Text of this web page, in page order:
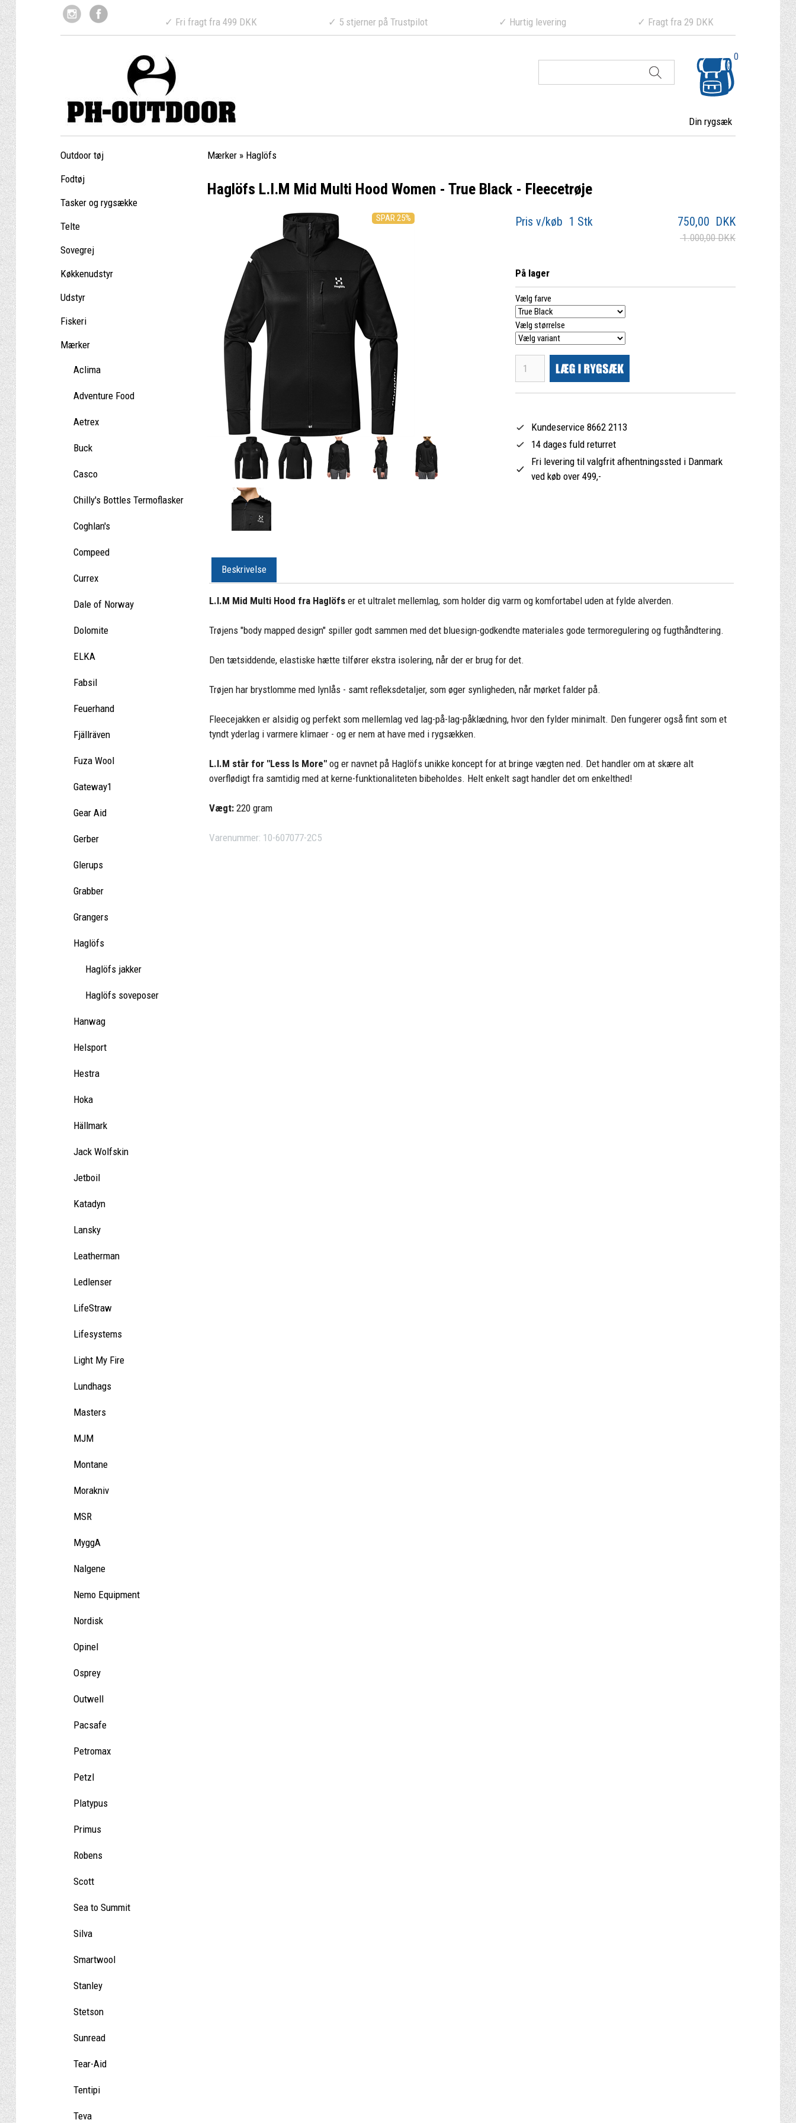
✓ Fri fragt fra 499 DKK ✓ 5 stjerner på Trustpilot ✓ Hurtig levering ✓ Fragt fra 29 DKK
Din rygsæk
0
Outdoor tøj
Fodtøj
Tasker og rygsække
Telte
Sovegrej
Køkkenudstyr
Udstyr
Fiskeri
Mærker
Aclima
Adventure Food
Aetrex
Buck
Casco
Chilly's Bottles Termoflasker
Coghlan's
Compeed
Currex
Dale of Norway
Dolomite
ELKA
Fabsil
Feuerhand
Fjällräven
Fuza Wool
Gateway1
Gear Aid
Gerber
Glerups
Grabber
Grangers
Haglöfs
Haglöfs jakker
Haglöfs soveposer
Hanwag
Helsport
Hestra
Hoka
Hällmark
Jack Wolfskin
Jetboil
Katadyn
Lansky
Leatherman
Ledlenser
LifeStraw
Lifesystems
Light My Fire
Lundhags
Masters
MJM
Montane
Morakniv
MSR
MyggA
Nalgene
Nemo Equipment
Nordisk
Opinel
Osprey
Outwell
Pacsafe
Petromax
Petzl
Platypus
Primus
Robens
Scott
Sea to Summit
Silva
Smartwool
Stanley
Stetson
Sunread
Tear-Aid
Tentipi
Teva
Mærker» Haglöfs
Haglöfs L.I.M Mid Multi Hood Women - True Black - Fleecetrøje
SPAR 25% Pris v/køb 1 Stk 750,00 DKK
1.000,00 DKK
På lager
Vælg farve
Vælg størrelse
Kundeservice 8662 2113
14 dages fuld returret
Fri levering til valgfrit afhentningssted i Danmark
ved køb over 499,-
Beskrivelse
L.I.M Mid Multi Hood fra Haglöfs er et ultralet mellemlag, som holder dig varm og komfortabel uden at fylde alverden.
Trøjens "body mapped design" spiller godt sammen med det bluesign-godkendte materiales gode termoregulering og fugthåndtering.
Den tætsiddende, elastiske hætte tilfører ekstra isolering, når der er brug for det.
Trøjen har brystlomme med lynlås - samt refleksdetaljer, som øger synligheden, når mørket falder på.
Fleecejakken er alsidig og perfekt som mellemlag ved lag-på-lag-påklædning, hvor den fylder minimalt. Den fungerer også fint som et
tyndt yderlag i varmere klimaer - og er nem at have med i rygsækken.
L.I.M står for "Less Is More" og er navnet på Haglöfs unikke koncept for at bringe vægten ned. Det handler om at skære alt
overflødigt fra samtidig med at kerne-funktionaliteten bibeholdes. Helt enkelt sagt handler det om enkelthed!
Vægt: 220 gram
Varenummer: 10-607077-2C5